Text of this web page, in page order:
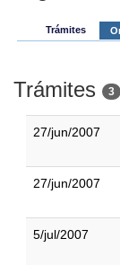
Trámites
Trámites 3
27/jun/2007
27/jun/2007
5/jul/2007